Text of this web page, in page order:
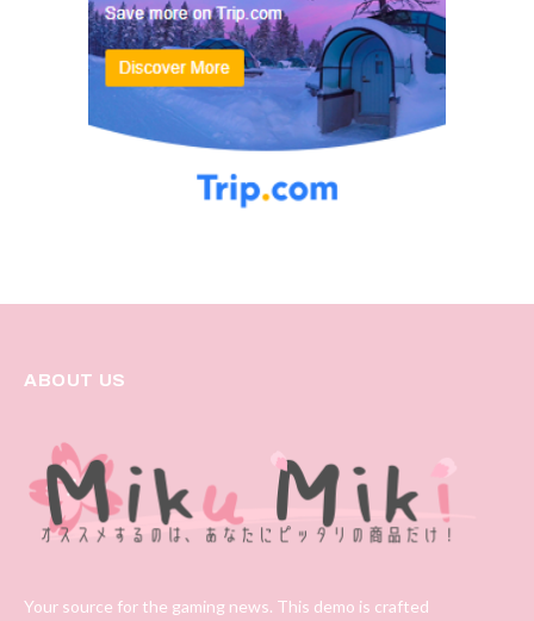
ABOUT US
Your source for the gaming news. This demo is crafted